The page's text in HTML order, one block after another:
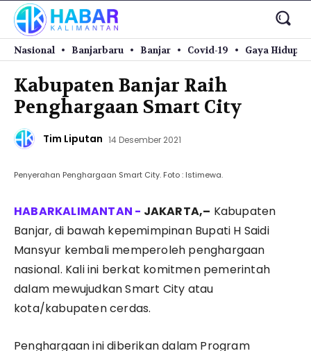
Nasional Banjarbaru Banjar Covid-19 Gaya Hidup
Kabupaten Banjar Raih
Penghargaan Smart City
Tim Liputan 14 Desember 2021
Penyerahan Penghargaan Smart City. Foto : Istimewa.
JAKARTA,– Kabupaten
Banjar, di bawah kepemimpinan Bupati H Saidi
Mansyur kembali memperoleh penghargaan
nasional. Kali ini berkat komitmen pemerintah
dalam mewujudkan Smart City atau
kota/kabupaten cerdas.
Penghargaan ini diberikan dalam Program